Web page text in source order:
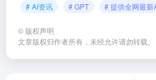
# AI资讯
# GPT # 提供全网最新
© 版权声明
文章版权归作者所有，未经允许请勿转载。